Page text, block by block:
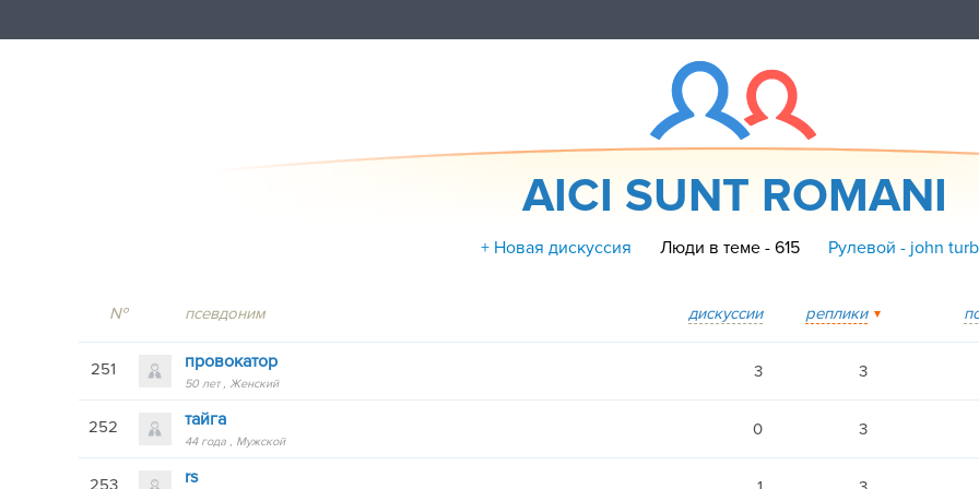
AICI SUNT ROMANI
+ Новая дискуссия Люди в теме - 615 Рулевой - john
№ псевдоним дискуссии реплики
251 провокатор
50 лет Женский
3 3
252 тайга
44 года Мужской
0 3
253 rs